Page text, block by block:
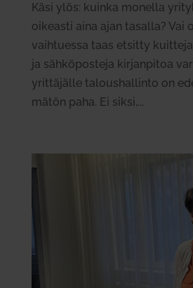
Käsi ylös: kuinka monella
oikeasti aina ajan tasalla? Vai
vaih­tuessa taas etsitty
ja säh­kö­posteja kir­jan­pitoa
yrit­tä­jälle talous­hal­linto on
mätön paha. Ei siksi,...